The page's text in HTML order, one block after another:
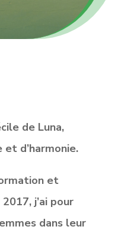
de Luna,
d’harmonie.
et
j’ai pour
dans leur